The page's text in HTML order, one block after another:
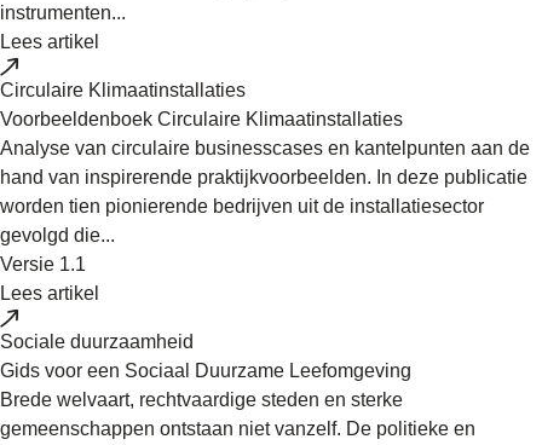
instrumenten...
Lees artikel
Circulaire Klimaatinstallaties
Voorbeeldenboek Circulaire Klimaatinstallaties
Analyse van circulaire businesscases en kantelpunten aan de
hand van inspirerende praktijkvoorbeelden. In deze publicatie
worden tien pionierende bedrijven uit de installatiesector
gevolgd die...
Versie 1.1
Lees artikel
Sociale duurzaamheid
Gids voor een Sociaal Duurzame Leefomgeving
Brede welvaart, rechtvaardige steden en sterke
gemeenschappen ontstaan niet vanzelf. De politieke en